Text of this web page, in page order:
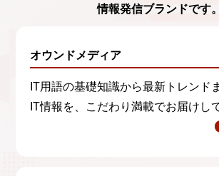
情報発信ブランドです。
オウンドメディア
IT用語の基礎知識から最新トレンド
IT情報を、こだわり満載でお届けし